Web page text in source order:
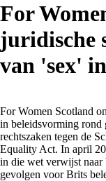
For
juridische
van 'sex'
For Women Scotland
in beleidsvorming rond
rechtszaken tegen de
Equality Act. In april
in die wet verwijst
gevolgen voor Brits